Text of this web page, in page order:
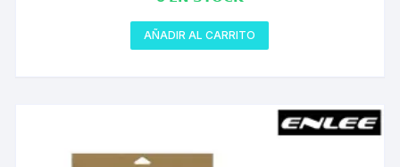
AÑADIR AL CARRITO